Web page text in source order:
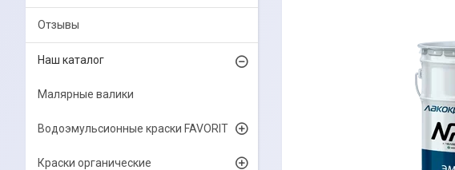
Отзывы
Наш каталог
Малярные валики
Водоэмульсионные краски FAVORIT
Краски органические